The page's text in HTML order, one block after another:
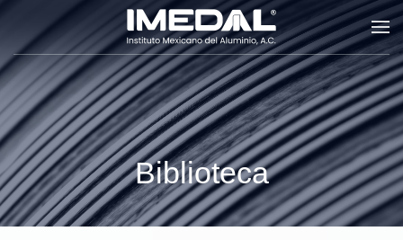
Skip to main content
Biblioteca